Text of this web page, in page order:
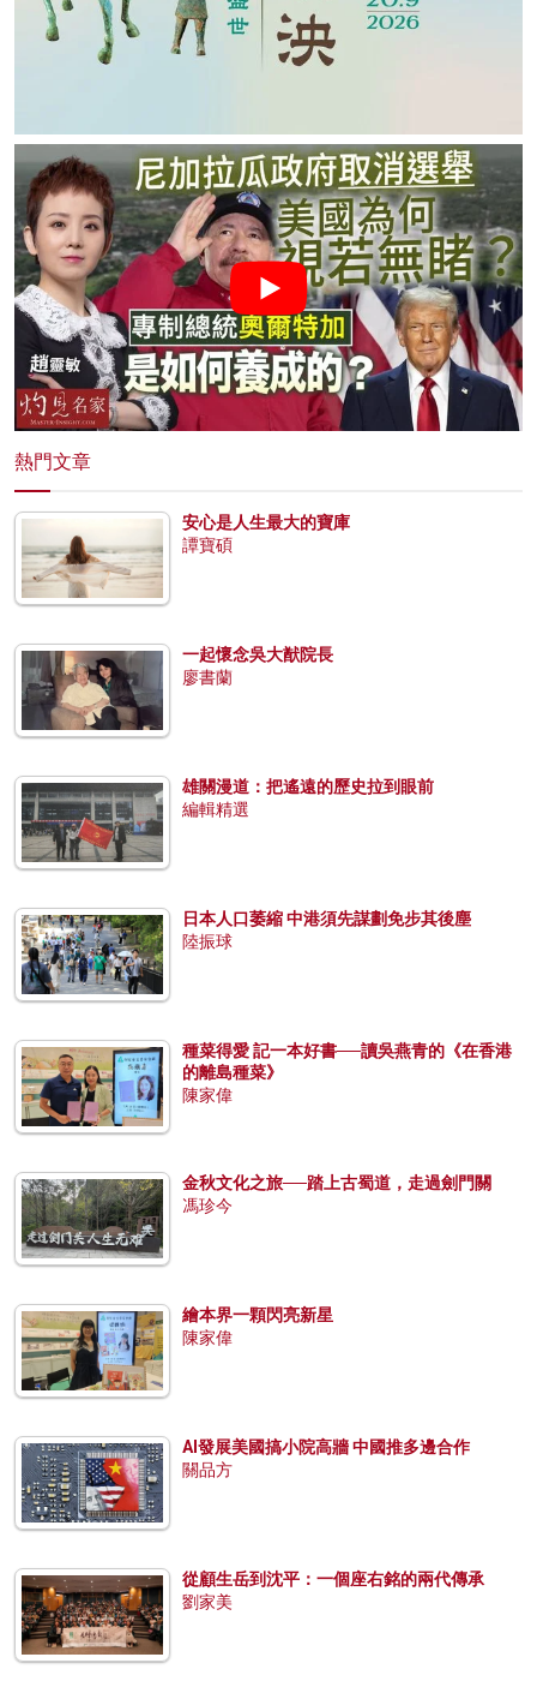
熱門文章
安心是人生最大的寶庫
譚寶碩
一起懷念吳大猷院長
廖書蘭
雄關漫道：把遙遠的歷史拉到眼前
編輯精選
日本人口萎縮 中港須先謀劃免步其後塵
陸振球
種菜得愛 記一本好書──讀吳燕青的《在香港
的離島種菜》
陳家偉
金秋文化之旅──踏上古蜀道，走過劍門關
馮珍今
繪本界一顆閃亮新星
陳家偉
AI發展美國搞小院高牆 中國推多邊合作
關品方
從顧生岳到沈平：一個座右銘的兩代傳承
劉家美